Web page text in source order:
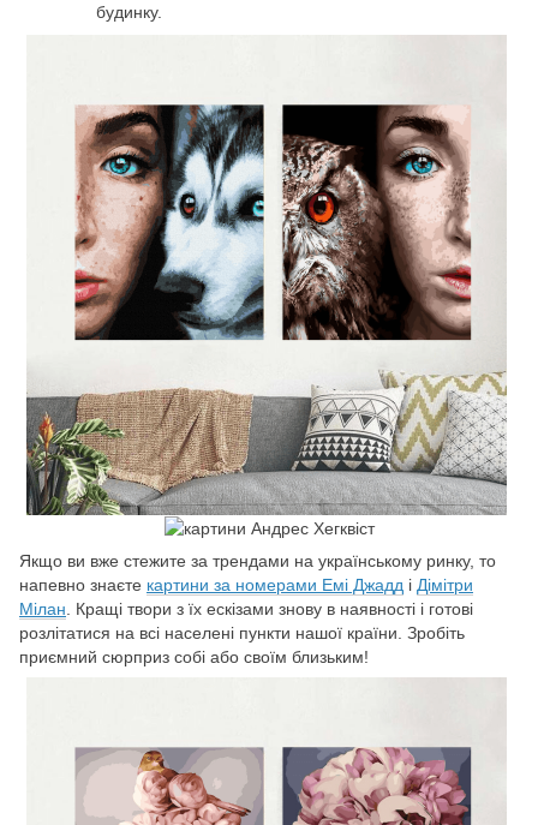
будинку.
Якщо ви вже стежите за трендами на українському ринку, то
напевно знаєте картини за номерами Емі Джадд і Дімітри
Мілан . Кращі твори з їх ескізами знову в наявності і готові
розлітатися на всі населені пункти нашої країни. Зробіть
приємний сюрприз собі або своїм близьким!